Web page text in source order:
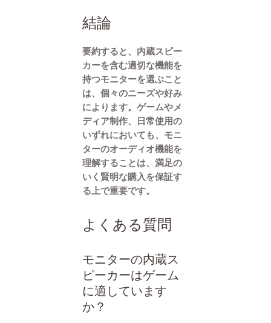
結論
要約すると、内蔵スピー
カーを含む適切な機能を
持つモニターを選ぶこと
は、個々のニーズや好み
によります。ゲームやメ
ディア制作、日常使用の
いずれにおいても、モニ
ターのオーディオ機能を
理解することは、満足の
いく賢明な購入を保証す
る上で重要です。
よくある質問
モニターの内蔵ス
ピーカーはゲーム
に適しています
か？